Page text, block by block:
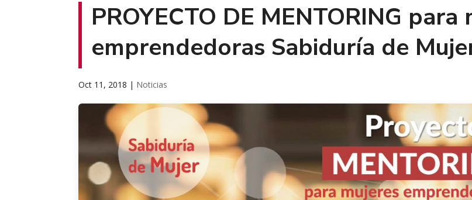
PROYECTO DE MENTORING para
emprendedoras Sabiduría de
Oct 11, 2018 | Noticias